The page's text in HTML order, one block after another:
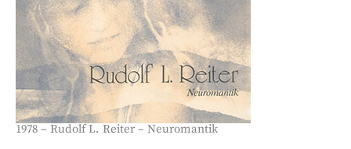
1978 – Rudolf L. Reiter – Neuromantik